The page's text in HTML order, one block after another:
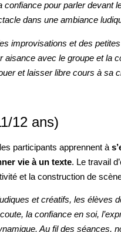
confiance pour parler devant
dans une ambiance
improvisations et des
aisance avec le groupe et la
et laisser libre cours à sa
12 ans)
participants apprennent à
vie à un texte. Le travail
et la construction de
et créatifs, les élèves
la confiance en soi,
Au fil des séances,